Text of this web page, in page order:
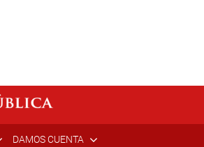
DAMOS CUENTA